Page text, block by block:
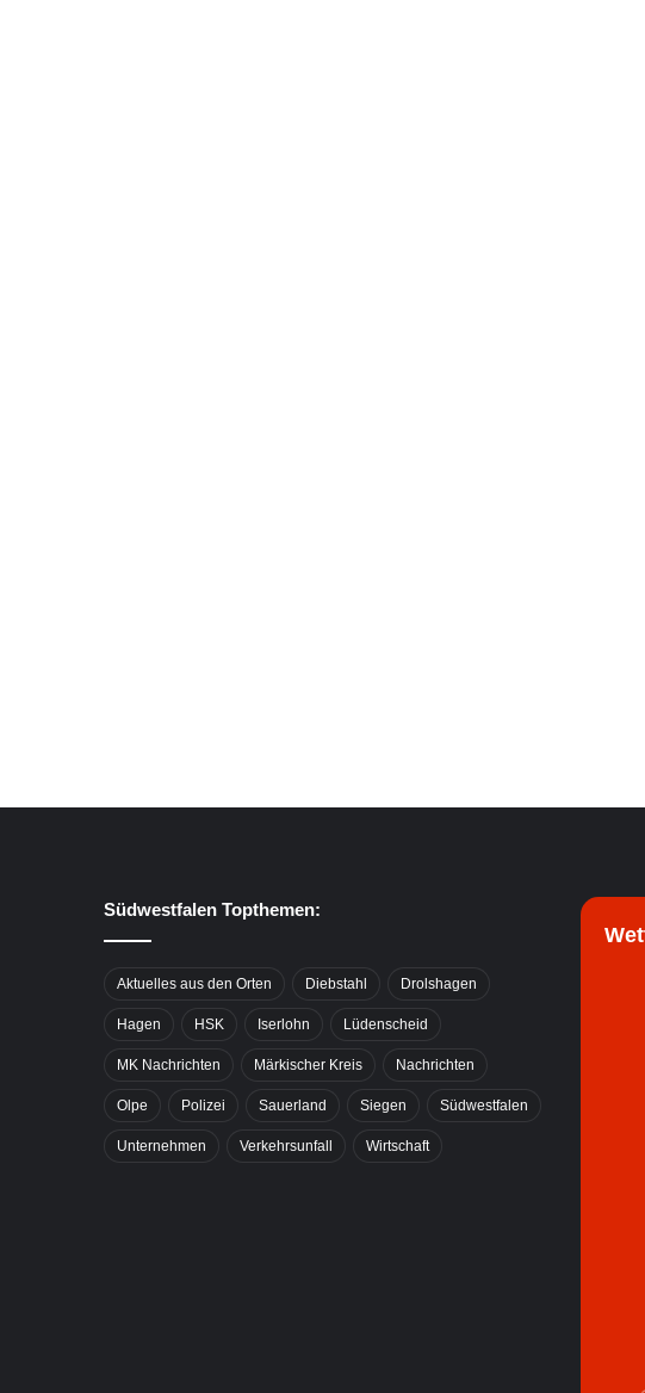
Südwestfalen Topthemen:
Aktuelles aus den Orten Diebstahl Drolshagen
Hagen HSK Iserlohn Lüdenscheid
MK Nachrichten Märkischer Kreis Nachrichten
Olpe Polizei Sauerland Siegen Südwestfalen
Unternehmen Verkehrsunfall Wirtschaft